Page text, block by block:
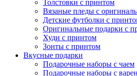
Толстовки с принтом
Вязаные пледы с
Детские футболки с
Оригинальные подарки с
Худи с принтом
Зонты с принтом
Вкусные подарки
Подарочные наборы с чаем
Подарочные наборы с